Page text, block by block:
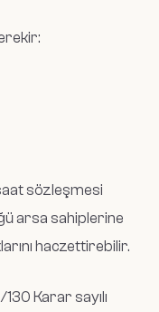
sözleşmesi
arsa sahiplerine
haczettirebilir.
Karar sayılı